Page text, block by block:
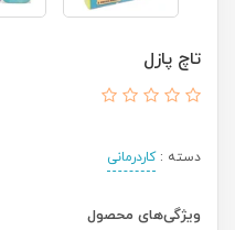
تاچ پازل
دسته :کاردرمانی
ویژگی‌های محصول